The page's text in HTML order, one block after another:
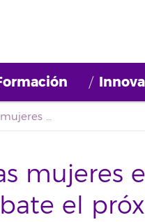
La situación de las mujeres en el mundo tecnológico a debate el próximo jueves 10 de marzo
mujeres
el